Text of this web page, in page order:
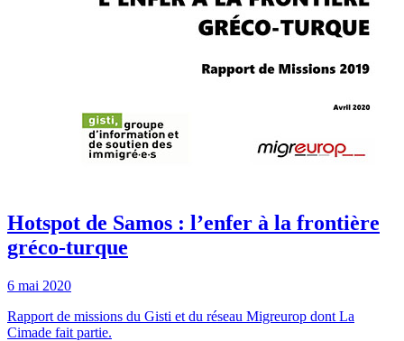
Hotspot de Samos : l’enfer à la frontière
gréco-turque
6 mai 2020
Rapport de missions du Gisti et du réseau Migreurop dont La
Cimade fait partie.